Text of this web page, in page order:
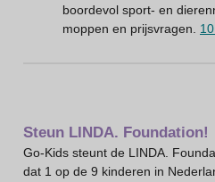
boordevol sport- en
moppen en prijsvragen.
Steun LINDA. Foundation!
Go-Kids steunt de LINDA.
dat 1 op de 9 kinderen in